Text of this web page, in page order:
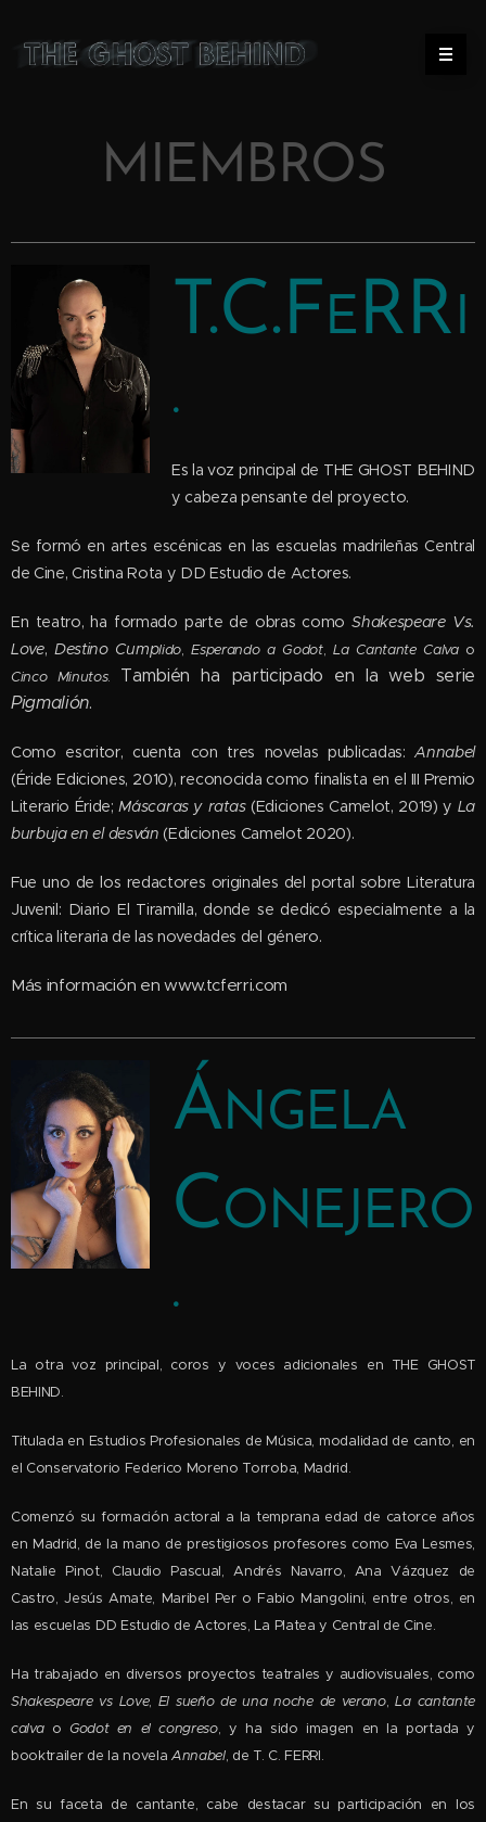
MIEMBROS
T.C.FERRI
.
Es la voz principal de THE GHOST BEHIND
y cabeza pensante del proyecto.
Se formó en artes escénicas en las escuelas madrileñas Central
de Cine, Cristina Rota y DD Estudio de Actores.
En teatro, ha formado parte de obras comoShakespeare Vs.
Love,Destino Cumplido,Esperando a Godot,La Cantante Calvao
Cinco Minutos. También ha participado en la web serie
Pigmalión.
Como escritor, cuenta con tres novelas publicadas:Annabel
(Éride Ediciones, 2010), reconocida como finalista en el III Premio
Literario Éride;Máscaras y ratas(Ediciones Camelot, 2019) y La
burbuja en el desván (Ediciones Camelot 2020).
Fue uno de los redactores originales del portal sobre Literatura
Juvenil: Diario El Tiramilla, donde se dedicó especialmente a la
crítica literaria de las novedades del género.
Más información en www.tcferri.com
ÁNGELA
CONEJERO
.
La otra voz principal, coros y voces adicionales en THE GHOST
BEHIND.
Titulada en Estudios Profesionales de Música, modalidad de canto, en
el Conservatorio Federico Moreno Torroba, Madrid.
Comenzó su formación actoral a la temprana edad de catorce años
en Madrid, de la mano de prestigiosos profesores como Eva Lesmes,
Natalie Pinot, Claudio Pascual, Andrés Navarro, Ana Vázquez de
Castro, Jesús Amate, Maribel Per o Fabio Mangolini, entre otros, en
las escuelas DD Estudio de Actores, La Platea y Central de Cine.
Ha trabajado en diversos proyectos teatrales y audiovisuales, como
Shakespeare vs Love, El sueño de una noche de verano,La cantante
calvao Godot en el congreso, y ha sido imagen en la portada y
booktrailer de la novela Annabel, de T. C. FERRI.
En su faceta de cantante, cabe destacar su participación en los